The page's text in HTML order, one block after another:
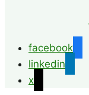
facebook
linkedin
x